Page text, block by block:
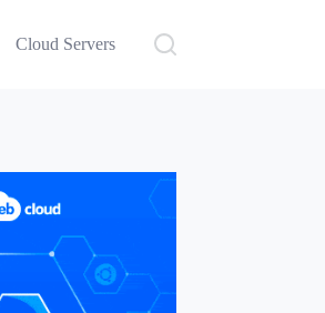
Cloud Servers